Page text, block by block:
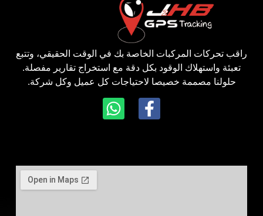
راقب تحركات المركبات الخاصة بك في الوقت الحقيقي، وتتبع
تعبئة واستهلاك الوقود بكل دقة مع استخراج تقارير مفصلة.
حلولنا مصممة خصيصا لاحتياجات كل عميل وكل شركة.